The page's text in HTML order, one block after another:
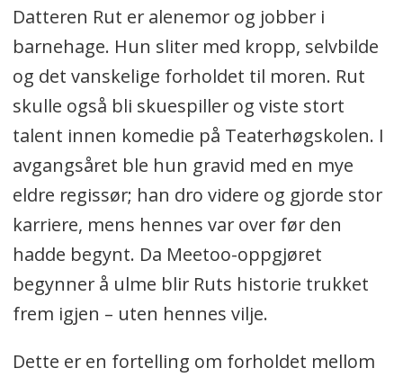
Datteren Rut er alenemor og jobber i
barnehage. Hun sliter med kropp, selvbilde
og det vanskelige forholdet til moren. Rut
skulle også bli skuespiller og viste stort
talent innen komedie på Teaterhøgskolen. I
avgangsåret ble hun gravid med en mye
eldre regissør; han dro videre og gjorde stor
karriere, mens hennes var over før den
hadde begynt. Da Meetoo-oppgjøret
begynner å ulme blir Ruts historie trukket
frem igjen – uten hennes vilje.
Dette er en fortelling om forholdet mellom